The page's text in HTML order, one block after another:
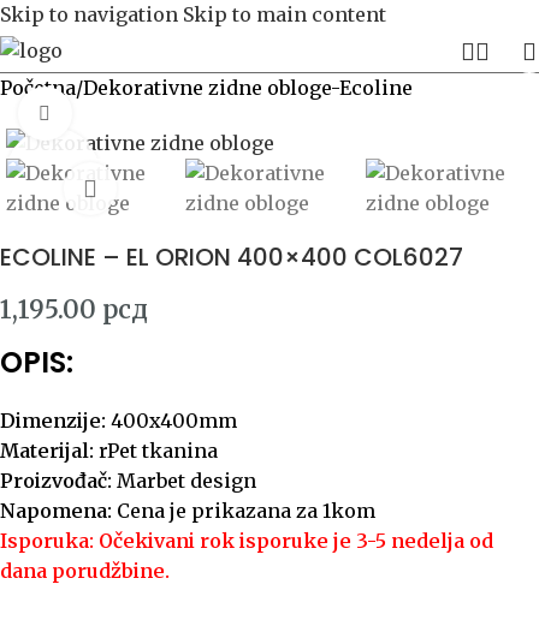
Skip to navigation Skip to main content
Početna/Dekorativne zidne obloge-Ecoline
ECOLINE – EL ORION 400×400 COL6027
1,195.00 рсд
OPIS:
Dimenzije: 400x400mm
Materijal: rPet tkanina
Proizvođač: Marbet design
Napomena: Cena je prikazana za 1kom
Isporuka: Očekivani rok isporuke je 3-5 nedelja od
dana porudžbine.